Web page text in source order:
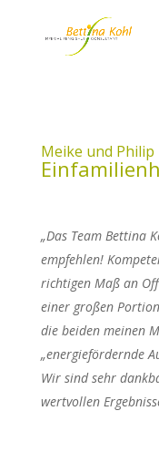
Meike und
„Das Team Bettina
empfehlen!
richtigen Maß an
einer großen
die beiden meinen
„energiefördernde
Wir sind sehr
wertvollen